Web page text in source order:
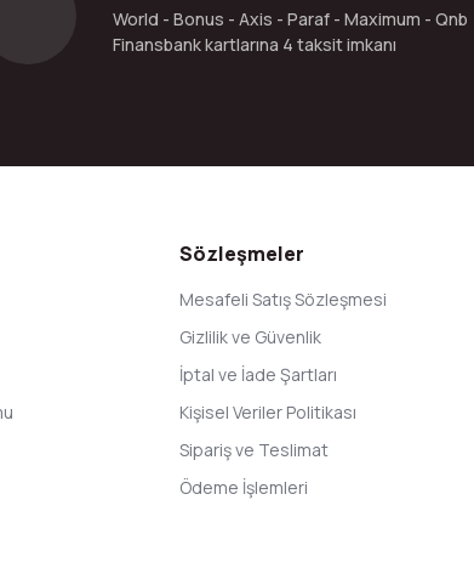
World - Bonus - Axis - Paraf - Maximum - Qnb
Finansbank kartlarına 4 taksit imkanı
Sözleşmeler
Mesafeli Satış Sözleşmesi
Gizlilik ve Güvenlik
İptal ve İade Şartları
Kişisel Veriler Politikası
Sipariş ve Teslimat
Ödeme İşlemleri